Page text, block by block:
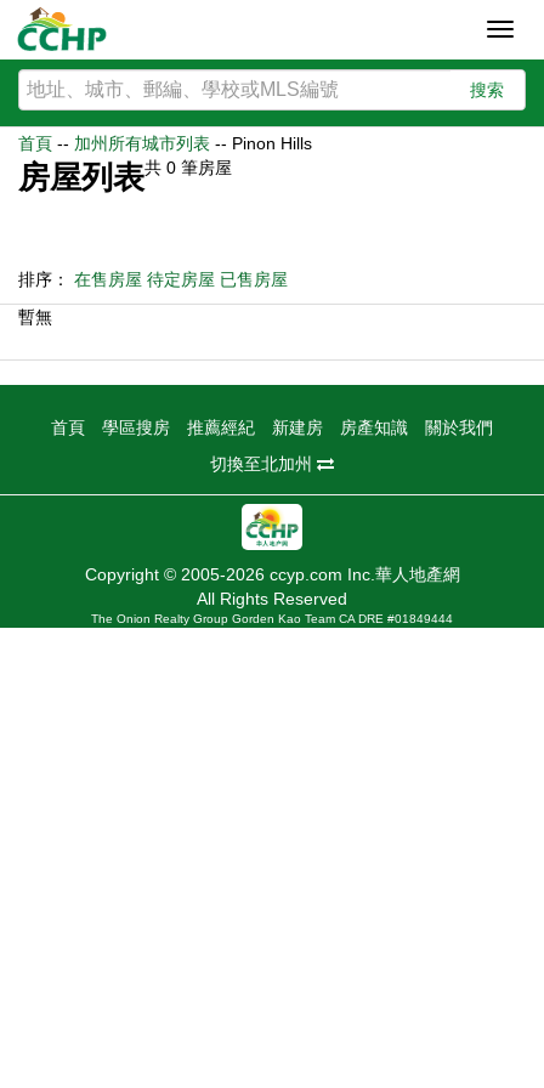
搜索
首頁 -- 加州所有城市列表 -- Pinon Hills
房屋列表共 0 筆房屋
排序： 在售房屋 待定房屋 已售房屋
暫無
首頁 學區搜房 推薦經紀 新建房 房產知識
關於我們
切換至北加州
Copyright © 2005-2026 ccyp.com Inc.華人地產網
All Rights Reserved
The Onion Realty Group Gorden Kao Team CA DRE #01849444